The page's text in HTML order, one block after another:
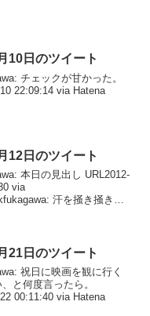
10日のツイート
チェックが甘かった。
22:09:14 via Hatena
12日のツイート
本日の見出し URL2012-
via
汗を掻き掻き六
21日のツイート
祝日に映画を観に行く
と何度言ったら。
00:11:40 via Hatena